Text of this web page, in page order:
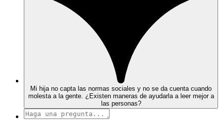
Mi hija no capta las normas sociales y no se da cuenta cuando
molesta a la gente. ¿Existen maneras de ayudarla a leer mejor a
las personas?